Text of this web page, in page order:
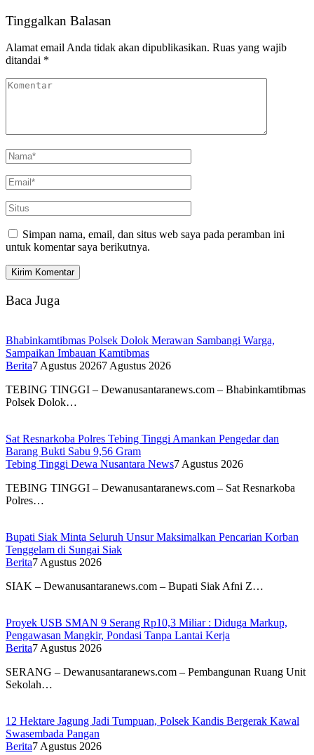
Tinggalkan Balasan
Alamat email Anda tidak akan dipublikasikan. Ruas yang wajib
ditandai *
Simpan nama, email, dan situs web saya pada peramban ini
untuk komentar saya berikutnya.
Baca Juga
Bhabinkamtibmas Polsek Dolok Merawan Sambangi Warga,
Sampaikan Imbauan Kamtibmas
Berita7 Agustus 20267 Agustus 2026
TEBING TINGGI – Dewanusantaranews.com – Bhabinkamtibmas
Polsek Dolok…
Sat Resnarkoba Polres Tebing Tinggi Amankan Pengedar dan
Barang Bukti Sabu 9,56 Gram
Tebing Tinggi Dewa Nusantara News7 Agustus 2026
TEBING TINGGI – Dewanusantaranews.com – Sat Resnarkoba
Polres…
Bupati Siak Minta Seluruh Unsur Maksimalkan Pencarian Korban
Tenggelam di Sungai Siak
Berita7 Agustus 2026
SIAK – Dewanusantaranews.com – Bupati Siak Afni Z…
Proyek USB SMAN 9 Serang Rp10,3 Miliar : Diduga Markup,
Pengawasan Mangkir, Pondasi Tanpa Lantai Kerja
Berita7 Agustus 2026
SERANG – Dewanusantaranews.com – Pembangunan Ruang Unit
Sekolah…
12 Hektare Jagung Jadi Tumpuan, Polsek Kandis Bergerak Kawal
Swasembada Pangan
Berita7 Agustus 2026